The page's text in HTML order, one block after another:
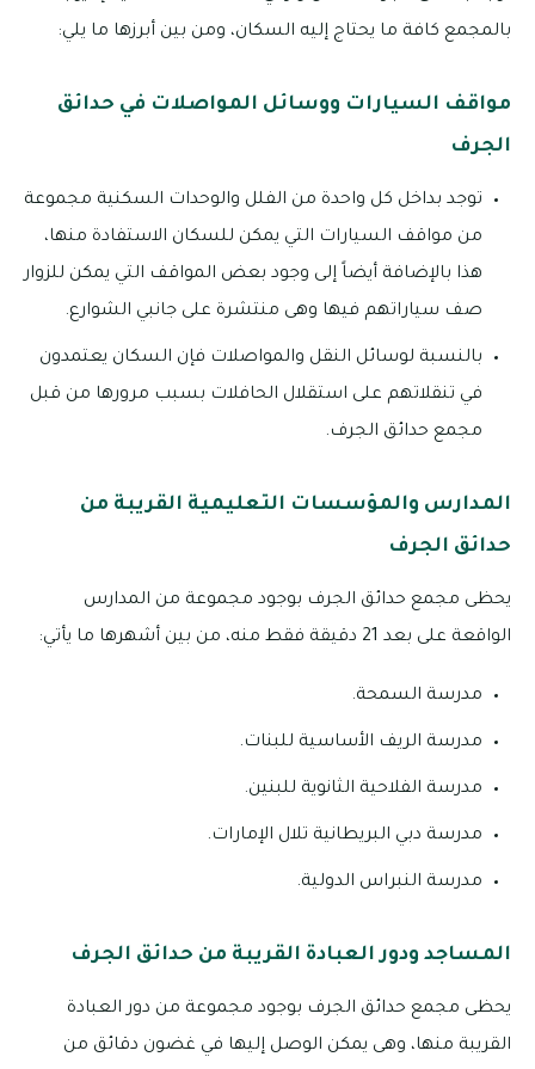
بالمجمع كافة ما يحتاج إليه السكان، ومن بين أبرزها ما يلي:
مواقف السيارات ووسائل المواصلات في حدائق
الجرف
توجد بداخل كل واحدة من الفلل والوحدات السكنية مجموعة
من مواقف السيارات التي يمكن للسكان الاستفادة منها،
هذا بالإضافة أيضاً إلى وجود بعض المواقف التي يمكن للزوار
صف سياراتهم فيها وهى منتشرة على جانبي الشوارع.
بالنسبة لوسائل النقل والمواصلات فإن السكان يعتمدون
في تنقلاتهم على استقلال الحافلات بسبب مرورها من قبل
مجمع حدائق الجرف.
المدارس والمؤسسات التعليمية القريبة من
حدائق الجرف
يحظى مجمع حدائق الجرف بوجود مجموعة من المدارس
الواقعة على بعد 21 دقيقة فقط منه، من بين أشهرها ما يأتي:
مدرسة السمحة.
مدرسة الريف الأساسية للبنات.
مدرسة الفلاحية الثانوية للبنين.
مدرسة دبي البريطانية تلال الإمارات.
مدرسة النبراس الدولية.
المساجد ودور العبادة القريبة من حدائق الجرف
يحظى مجمع حدائق الجرف بوجود مجموعة من دور العبادة
القريبة منها، وهى يمكن الوصل إليها في غضون دقائق من